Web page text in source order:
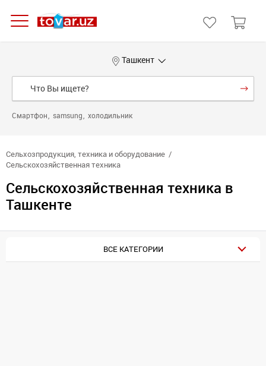
Ташкент
Смартфон samsung холодильник
Сельхозпродукция, техника и оборудование
Сельскохозяйственная техника
Сельскохозяйственная техника в
Ташкенте
ВСЕ КАТЕГОРИИ